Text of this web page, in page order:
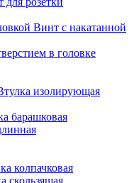
Винт с накатанной
в головке
изолирующая
барашковая
колпачковая
скользящая